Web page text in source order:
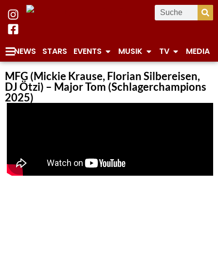
NEWS STARS EVENTS MUSIK TV MEDIA
MFG (Mickie Krause, Florian Silbereisen,
DJ Ötzi) – Major Tom (Schlagerchampions
2025)